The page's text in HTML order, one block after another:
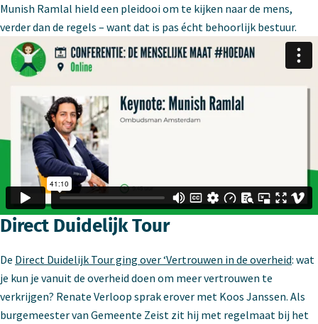
Munish Ramlal hield een pleidooi om te kijken naar de mens,
verder dan de regels – want dat is pas écht behoorlijk bestuur.
Direct Duidelijk Tour
De Direct Duidelijk Tour ging over ‘Vertrouwen in de overheid: wat
je kun je vanuit de overheid doen om meer vertrouwen te
verkrijgen? Renate Verloop sprak erover met Koos Janssen. Als
burgemeester van Gemeente Zeist zit hij met regelmaat bij het